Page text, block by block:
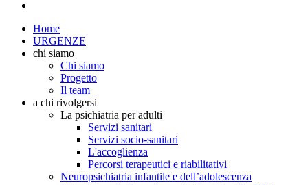
Home
URGENZE
chi siamo
Chi siamo
Progetto
Il team
a chi rivolgersi
La psichiatria per adulti
Servizi sanitari
Servizi socio-sanitari
L'accoglienza
Percorsi terapeutici e riabilitativi
Neuropsichiatria infantile e dell’adolescenza